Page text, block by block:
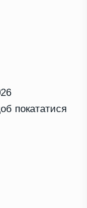
покататися